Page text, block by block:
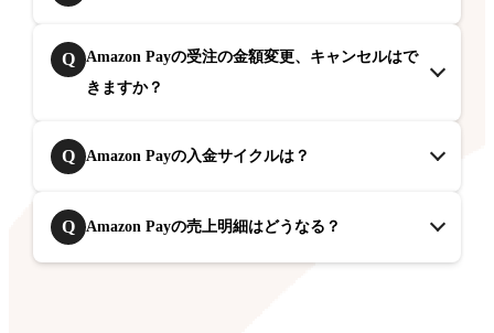
Q
Amazon Payの受注の金額変更、キャンセルはで
きますか？
Q Amazon Payの入金サイクルは？
Q Amazon Payの売上明細はどうなる？